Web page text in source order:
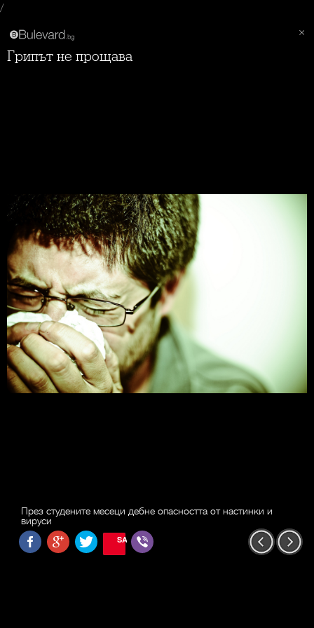
/
Грипът не прощава
През студените месеци дебне опасността от настинки и
вируси
SAVE